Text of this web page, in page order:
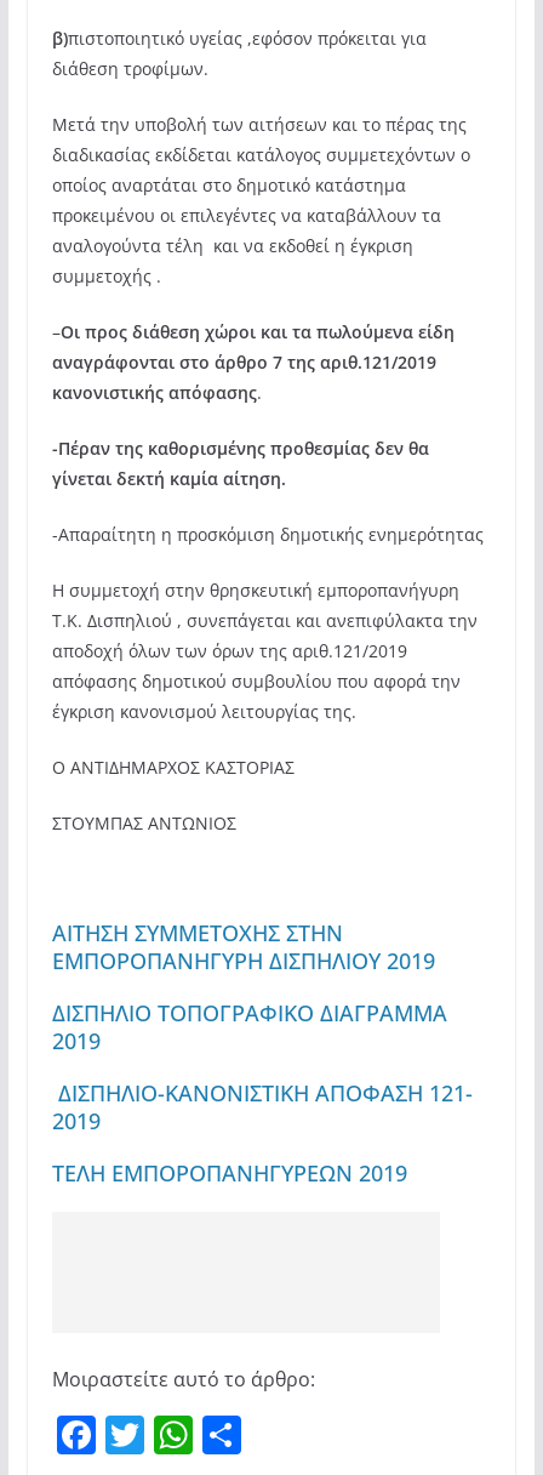
β)πιστοποιητικό υγείας ,εφόσον πρόκειται για
διάθεση τροφίμων.
Μετά την υποβολή των αιτήσεων και το πέρας της
διαδικασίας εκδίδεται κατάλογος συμμετεχόντων ο
οποίος αναρτάται στο δημοτικό κατάστημα
προκειμένου οι επιλεγέντες να καταβάλλουν τα
αναλογούντα τέλη και να εκδοθεί η έγκριση
συμμετοχής .
–Οι προς διάθεση χώροι και τα πωλούμενα είδη
αναγράφονται στο άρθρο 7 της αριθ.121/2019
κανονιστικής απόφασης.
-Πέραν της καθορισμένης προθεσμίας δεν θα
γίνεται δεκτή καμία αίτηση.
-Απαραίτητη η προσκόμιση δημοτικής ενημερότητας
Η συμμετοχή στην θρησκευτική εμποροπανήγυρη
Τ.Κ. Δισπηλιού , συνεπάγεται και ανεπιφύλακτα την
αποδοχή όλων των όρων της αριθ.121/2019
απόφασης δημοτικού συμβουλίου που αφορά την
έγκριση κανονισμού λειτουργίας της.
Ο ΑΝΤΙΔΗΜΑΡΧΟΣ ΚΑΣΤΟΡΙΑΣ
ΣΤΟΥΜΠΑΣ ΑΝΤΩΝΙΟΣ
ΑΙΤΗΣΗ ΣΥΜΜΕΤΟΧΗΣ ΣΤΗΝ
ΕΜΠΟΡΟΠΑΝΗΓΥΡΗ ΔΙΣΠΗΛΙΟΥ 2019
ΔΙΣΠΗΛΙΟ ΤΟΠΟΓΡΑΦΙΚΟ ΔΙΑΓΡΑΜΜΑ
2019
ΔΙΣΠΗΛΙΟ-ΚΑΝΟΝΙΣΤΙΚΗ ΑΠΟΦΑΣΗ 121-
2019
ΤΕΛΗ ΕΜΠΟΡΟΠΑΝΗΓΥΡΕΩΝ 2019
Μοιραστείτε αυτό το άρθρο:
F T W Μ